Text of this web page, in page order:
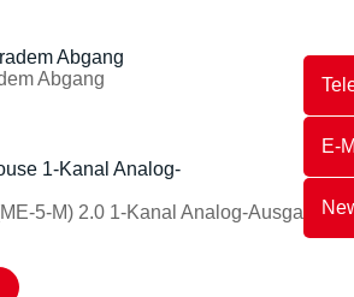
E-
Abgang
5-M) 2.0 1-Kanal Analog-Ausgangs-